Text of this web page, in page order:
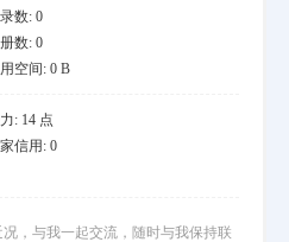
数: 0
数: 0
空间: 0 B
: 14 点
信用: 0
，与我一起交流，随时与我保持联